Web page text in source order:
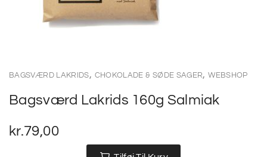
BAGSVÆRD LAKRIDS, CHOKOLADE & SØDE SAGER,WEBSHOP
Bagsværd Lakrids 160g Salmiak
kr.79,00